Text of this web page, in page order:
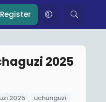
Register
2025
2025
uchunguzi